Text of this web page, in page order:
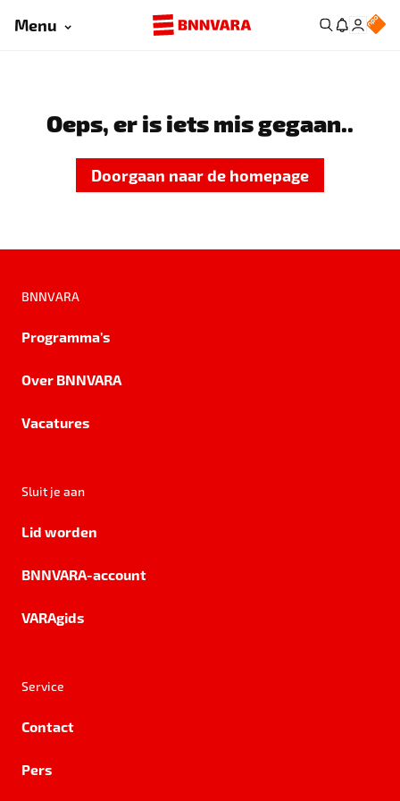
Menu
Oeps, er is iets mis gegaan..
Doorgaan naar de homepage
BNNVARA
Programma's
Over BNNVARA
Vacatures
Sluit je aan
Lid worden
BNNVARA-account
VARAgids
Service
Contact
Pers